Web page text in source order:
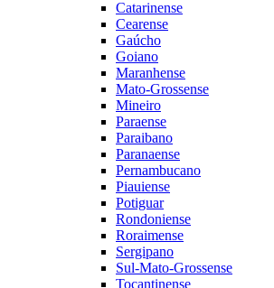
Catarinense
Cearense
Gaúcho
Goiano
Maranhense
Mato-Grossense
Mineiro
Paraense
Paraibano
Paranaense
Pernambucano
Piauiense
Potiguar
Rondoniense
Roraimense
Sergipano
Sul-Mato-Grossense
Tocantinense